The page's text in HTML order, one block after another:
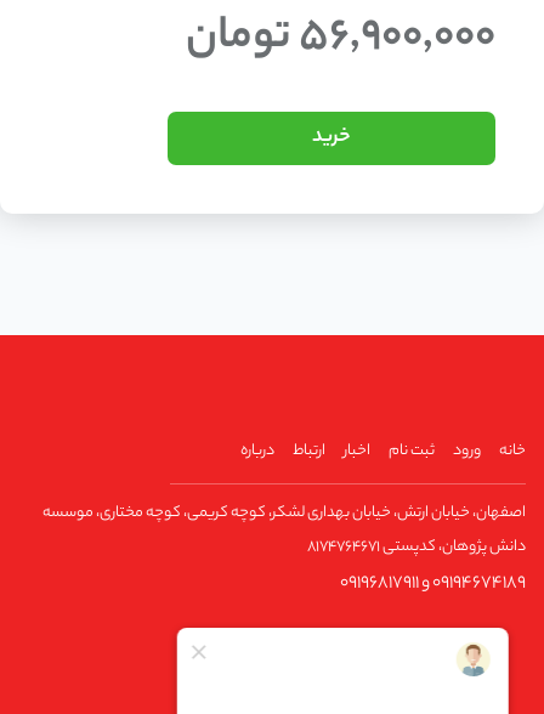
56,900,000تومان
خرید
خانه ورود ثبت نام اخبار ارتباط درباره
اصفهان، خیابان ارتش، خیابان بهداری لشکر، کوچه کریمی، کوچه مختاری، موسسه
دانش پژوهان، کدپستی ۸۱۷۴۷۶۴۶۷۱
09194674189 و 09196817911